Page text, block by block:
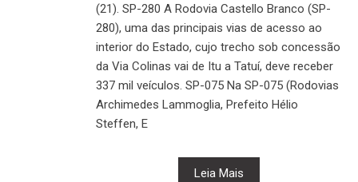
(21). SP-280 A Rodovia Castello Branco (SP-
280), uma das principais vias de acesso ao
interior do Estado, cujo trecho sob concessão
da Via Colinas vai de Itu a Tatuí, deve receber
337 mil veículos. SP-075 Na SP-075 (Rodovias
Archimedes Lammoglia, Prefeito Hélio
Steffen, E
Leia Mais